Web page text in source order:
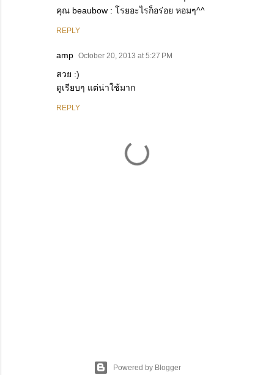
คุณ beaubow : โรยอะไรก็อร่อย หอมๆ^^
REPLY
amp October 20, 2013 at 5:27 PM
สวย :)
ดูเรียบๆ แต่น่าใช้มาก
REPLY
Powered by Blogger